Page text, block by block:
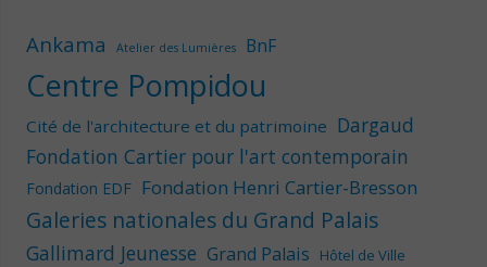
Ankama Atelier des Lumières BnF
Centre Pompidou
Cité de l'architecture et du patrimoine Dargaud
Fondation Cartier pour l'art contemporain
Fondation EDF Fondation Henri Cartier-Bresson
Galeries nationales du Grand Palais
Gallimard Jeunesse Grand Palais Hôtel de Ville